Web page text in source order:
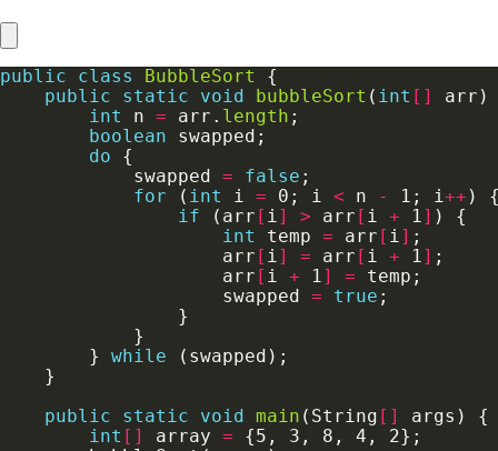
public class BubbleSort
public
static void bubbleSort ( int []
int
n = arr. length
boolean
do
            swapped
= false
for ( int i = 0; i < n - 1; i ++
if (arr [ i ] > arr [ i + 1 ]
int
temp = arr [ i ]
                    arr
[ i ] = arr [ i + 1 ]
                    arr
[ i + 1 ] =
                    swapped
= true
        }
while
public
static void main (String []
int [] array =